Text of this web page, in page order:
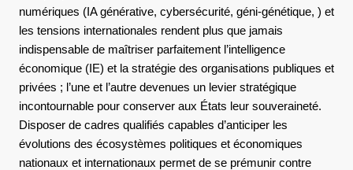
numériques (IA générative, cybersécurité, géni-génétique, ) et
les tensions internationales rendent plus que jamais
indispensable de maîtriser parfaitement l’intelligence
économique (IE) et la stratégie des organisations publiques et
privées ; l’une et l’autre devenues un levier stratégique
incontournable pour conserver aux États leur souveraineté.
Disposer de cadres qualifiés capables d’anticiper les
évolutions des écosystèmes politiques et économiques
nationaux et internationaux permet de se prémunir contre